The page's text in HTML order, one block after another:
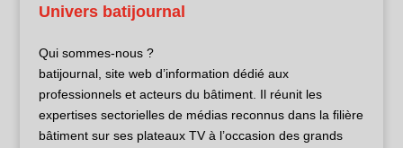
Univers batijournal
Qui sommes-nous ?
batijournal, site web d’information dédié aux
professionnels et acteurs du bâtiment. Il réunit les
expertises sectorielles de médias reconnus dans la filière
bâtiment sur ses plateaux TV à l’occasion des grands